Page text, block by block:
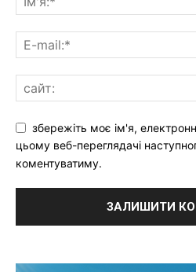
збережіть моє ім'я,
цьому веб-переглядачі
коментуватиму.